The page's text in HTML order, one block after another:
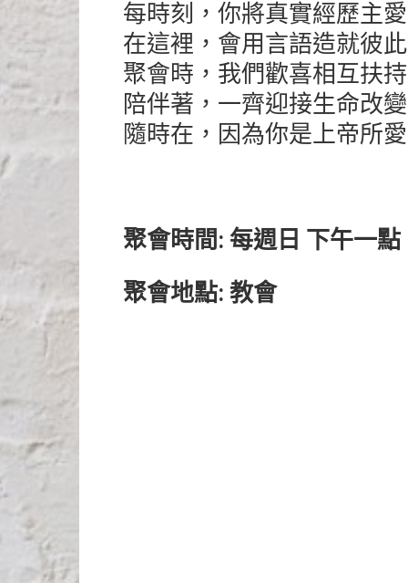
每時刻，你將真實經歷主愛
在這裡，會用言語造就彼此
聚會時，我們歡喜相互扶持
陪伴著，一齊迎接生命改變
隨時在，因為你是上帝所愛
聚會時間: 每週日 下午一
聚會地點: 教會